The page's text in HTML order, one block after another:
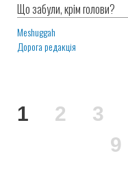
Що забули, крім голови?
Meshuggah
Дорога редакція
страниц
Текущая
страница
1 Page
2 3
9